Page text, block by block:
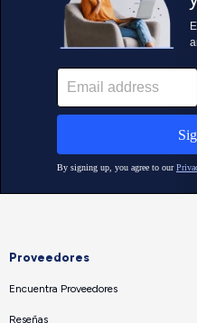
Proveedores
Encuentra Proveedores
Reseñas